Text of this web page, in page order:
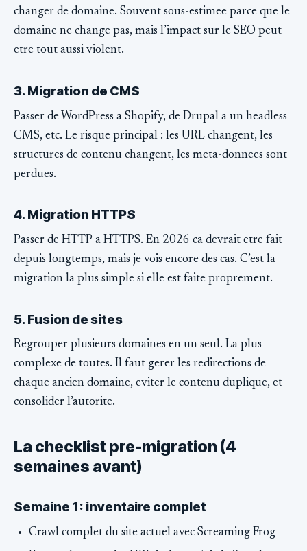
changer de domaine. Souvent sous-estimee parce que le
domaine ne change pas, mais l’impact sur le SEO peut
etre tout aussi violent.
3. Migration de CMS
Passer de WordPress a Shopify, de Drupal a un headless
CMS, etc. Le risque principal : les URL changent, les
structures de contenu changent, les meta-donnees sont
perdues.
4. Migration HTTPS
Passer de HTTP a HTTPS. En 2026 ca devrait etre fait
depuis longtemps, mais je vois encore des cas. C’est la
migration la plus simple si elle est faite proprement.
5. Fusion de sites
Regrouper plusieurs domaines en un seul. La plus
complexe de toutes. Il faut gerer les redirections de
chaque ancien domaine, eviter le contenu duplique, et
consolider l’autorite.
La checklist pre-migration (4
semaines avant)
Semaine 1 : inventaire complet
Crawl complet du site actuel avec Screaming Frog